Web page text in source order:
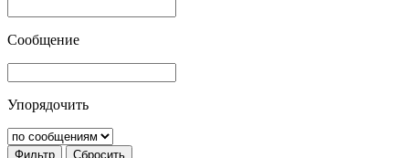
Сообщение
Упорядочить
Фильтр Сбросить